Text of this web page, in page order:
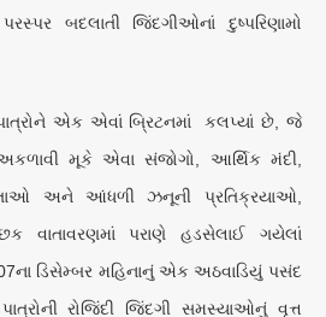
બદલાતી જિંદગીઓનાં દુષ્પરિણામો
એક એવાં બ્રિટનમાં કલપ્યાં છે, જે
મૂકે એવા સંજોગો, આર્થિક મંદી,
અને આંધળી ઝનૂની પ્રતિક્રયાઓ,
વાતાવરણમાં પરાણે હડસેલાઈ ગયેલાં
ડિસેમ્બર મહિનાનું એક અઠવાડિયું પસંદ
રોજિંદી જિંદગી સમસ્યાઓનું વૃત્ત